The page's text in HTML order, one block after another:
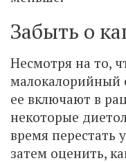
Забыть о
Несмотря на то,
малокалорийный
ее включают в
некоторые
время перестать
затем оценить,